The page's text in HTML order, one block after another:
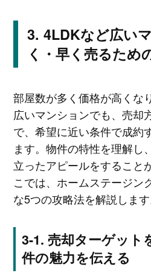
4LDKなど広い
く・早く売るため
部屋数が多く価格が高くな
広いマンションでも、売却
で、希望に近い条件で成約
ます。物件の特性を理解し
立ったアピールをすること
こでは、ホームステージン
な5つの攻略法を解説します
売却ターゲット
件の魅力を伝える